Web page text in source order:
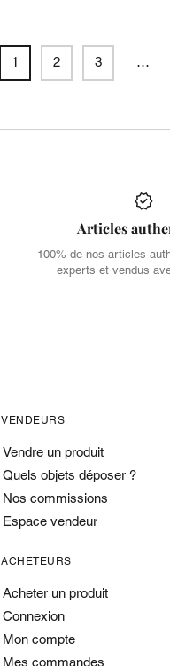
1 2 3 …
Articles
100% de nos articles
experts et vendus
VENDEURS
Vendre un produit
Quels objets déposer ?
Nos commissions
Espace vendeur
ACHETEURS
Acheter un produit
Connexion
Mon compte
Mes commandes